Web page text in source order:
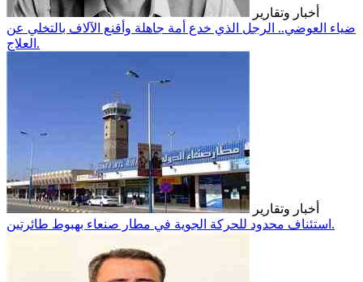
أخبار وتقارير
ضياء العوضي.. الرجل الذي خدع أمة جاهلة وأقنع الآلاف بالتخلي عن
العلاج.
أخبار وتقارير
استئناف محدود للحركة الجوية في مطار صنعاء بهبوط طائرتين.